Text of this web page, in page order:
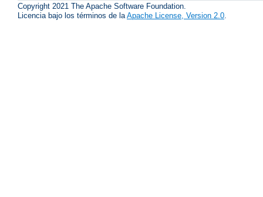
Copyright 2021 The Apache Software Foundation.
Licencia bajo los términos de la Apache License, Version 2.0